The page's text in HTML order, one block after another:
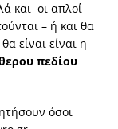
και οι απλοί
– ή και θα
είναι είναι η
πεδίου
όσοι